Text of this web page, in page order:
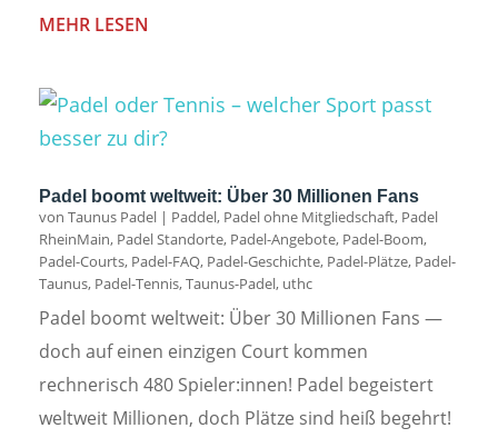
MEHR LESEN
Padel boomt weltweit: Über 30 Millionen Fans
von Taunus Padel | Paddel, Padel ohne Mitgliedschaft, Padel
RheinMain, Padel Standorte, Padel-Angebote, Padel-Boom,
Padel-Courts, Padel-FAQ, Padel-Geschichte, Padel-Plätze, Padel-
Taunus, Padel-Tennis,Taunus-Padel, uthc
Padel boomt weltweit: Über 30 Millionen Fans —
doch auf einen einzigen Court kommen
rechnerisch 480 Spieler:innen! Padel begeistert
weltweit Millionen, doch Plätze sind heiß begehrt!